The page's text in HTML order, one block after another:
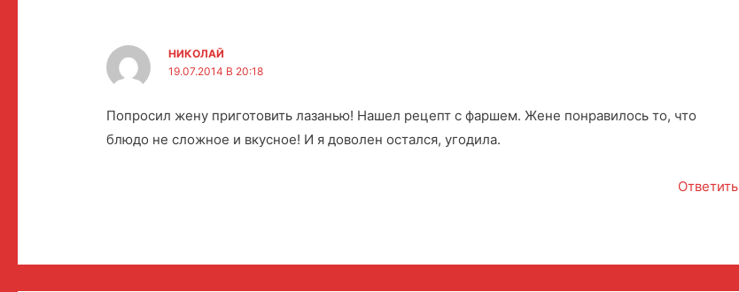
НИКОЛАЙ
19.07.2014 В 20:18
Попросил жену приготовить лазанью! Нашел рецепт с фаршем. Жене понравилось то, что
блюдо не сложное и вкусное! И я доволен остался, угодила.
Ответить